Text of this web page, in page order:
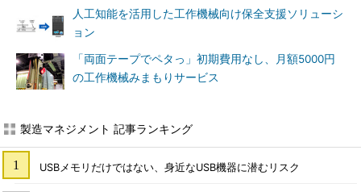
人工知能を活用した工作機械向け保全支援ソリューシ
ョン
「両面テープでペタっ」初期費用なし、月額5000円
の工作機械みまもりサービス
製造マネジメント 記事ランキング
USBメモリだけではない、身近なUSB機器に潜むリスク